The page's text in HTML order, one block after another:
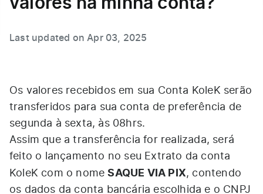
valores na minha conta?
Last updated on Apr 03, 2025
Os valores recebidos em sua Conta KoleK serão
transferidos para sua conta de preferência de
segunda à sexta, às 08hrs.
Assim que a transferência for realizada, será
feito o lançamento no seu Extrato da conta
KoleK com o nomeSAQUE VIA PIX, contendo
os dados da conta bancária escolhida e o CNPJ